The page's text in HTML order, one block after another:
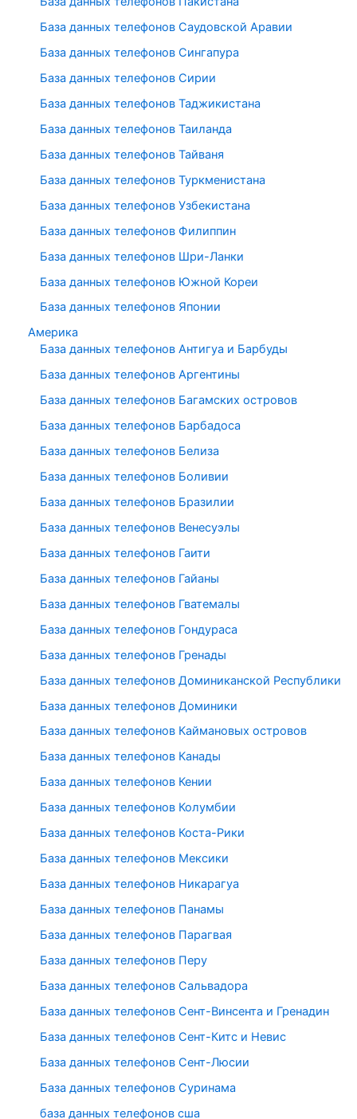
База данных телефонов Саудовской Аравии
База данных телефонов Сингапура
База данных телефонов Сирии
База данных телефонов Таджикистана
База данных телефонов Таиланда
База данных телефонов Тайваня
База данных телефонов Туркменистана
База данных телефонов Узбекистана
База данных телефонов Филиппин
База данных телефонов Шри-Ланки
База данных телефонов Южной Кореи
База данных телефонов Японии
Америка
База данных телефонов Антигуа и Барбуды
База данных телефонов Аргентины
База данных телефонов Багамских островов
База данных телефонов Барбадоса
База данных телефонов Белиза
База данных телефонов Боливии
База данных телефонов Бразилии
База данных телефонов Венесуэлы
База данных телефонов Гаити
База данных телефонов Гайаны
База данных телефонов Гватемалы
База данных телефонов Гондураса
База данных телефонов Гренады
База данных телефонов Доминиканской Республики
База данных телефонов Доминики
База данных телефонов Каймановых островов
База данных телефонов Канады
База данных телефонов Кении
База данных телефонов Колумбии
База данных телефонов Коста-Рики
База данных телефонов Мексики
База данных телефонов Никарагуа
База данных телефонов Панамы
База данных телефонов Парагвая
База данных телефонов Перу
База данных телефонов Сальвадора
База данных телефонов Сент-Винсента и Гренадин
База данных телефонов Сент-Китс и Невис
База данных телефонов Сент-Люсии
База данных телефонов Суринама
база данных телефонов сша